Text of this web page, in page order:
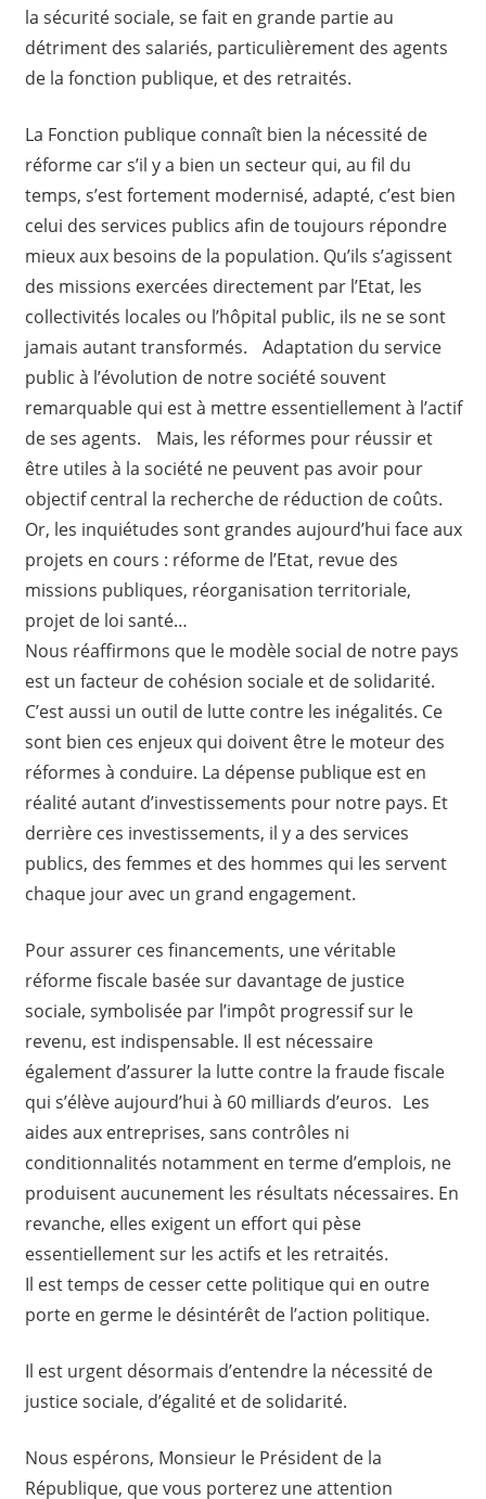
la sécurité sociale, se fait en grande partie au
détriment des salariés, particulièrement des agents
de la fonction publique, et des retraités.
La Fonction publique connaît bien la nécessité de
réforme car s’il y a bien un secteur qui, au fil du
temps, s’est fortement modernisé, adapté, c’est bien
celui des services publics afin de toujours répondre
mieux aux besoins de la population. Qu’ils s’agissent
des missions exercées directement par l’Etat, les
collectivités locales ou l’hôpital public, ils ne se sont
jamais autant transformés. Adaptation du service
public à l’évolution de notre société souvent
remarquable qui est à mettre essentiellement à l’actif
de ses agents. Mais, les réformes pour réussir et
être utiles à la société ne peuvent pas avoir pour
objectif central la recherche de réduction de coûts.
Or, les inquiétudes sont grandes aujourd’hui face aux
projets en cours : réforme de l’Etat, revue des
missions publiques, réorganisation territoriale,
projet de loi santé…
Nous réaffirmons que le modèle social de notre pays
est un facteur de cohésion sociale et de solidarité.
C’est aussi un outil de lutte contre les inégalités. Ce
sont bien ces enjeux qui doivent être le moteur des
réformes à conduire. La dépense publique est en
réalité autant d’investissements pour notre pays. Et
derrière ces investissements, il y a des services
publics, des femmes et des hommes qui les servent
chaque jour avec un grand engagement.
Pour assurer ces financements, une véritable
réforme fiscale basée sur davantage de justice
sociale, symbolisée par l’impôt progressif sur le
revenu, est indispensable. Il est nécessaire
également d’assurer la lutte contre la fraude fiscale
qui s’élève aujourd’hui à 60 milliards d’euros. Les
aides aux entreprises, sans contrôles ni
conditionnalités notamment en terme d’emplois, ne
produisent aucunement les résultats nécessaires. En
revanche, elles exigent un effort qui pèse
essentiellement sur les actifs et les retraités.
Il est temps de cesser cette politique qui en outre
porte en germe le désintérêt de l’action politique.
Il est urgent désormais d’entendre la nécessité de
justice sociale, d’égalité et de solidarité.
Nous espérons, Monsieur le Président de la
République, que vous porterez une attention